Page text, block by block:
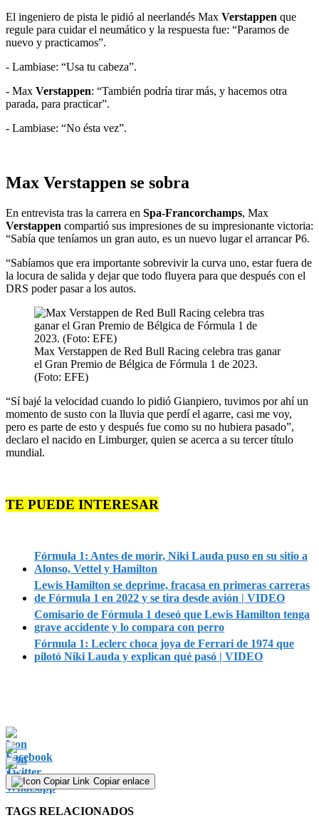
El ingeniero de pista le pidió al neerlandés Max Verstappen que
regule para cuidar el neumático y la respuesta fue: “Paramos de
nuevo y practicamos”.
- Lambiase: “Usa tu cabeza”.
- Max Verstappen: “También podría tirar más, y hacemos otra
parada, para practicar”.
- Lambiase: “No ésta vez”.
Max Verstappen se sobra
En entrevista tras la carrera en Spa-Francorchamps, Max
Verstappen compartió sus impresiones de su impresionante victoria:
“Sabía que teníamos un gran auto, es un nuevo lugar el arrancar P6.
“Sabíamos que era importante sobrevivir la curva uno, estar fuera de
la locura de salida y dejar que todo fluyera para que después con el
DRS poder pasar a los autos.
Max Verstappen de Red Bull Racing celebra tras ganar
el Gran Premio de Bélgica de Fórmula 1 de 2023.
(Foto: EFE)
“Sí bajé la velocidad cuando lo pidió Gianpiero, tuvimos por ahí un
momento de susto con la lluvia que perdí el agarre, casi me voy,
pero es parte de esto y después fue como su no hubiera pasado”,
declaro el nacido en Limburger, quien se acerca a su tercer título
mundial.
TE PUEDE INTERESAR
Fórmula 1: Antes de morir, Niki Lauda puso en su sitio a
Alonso, Vettel y Hamilton
Lewis Hamilton se deprime, fracasa en primeras carreras
de Fórmula 1 en 2022 y se tira desde avión | VIDEO
Comisario de Fórmula 1 deseó que Lewis Hamilton tenga
grave accidente y lo compara con perro
Fórmula 1: Leclerc choca joya de Ferrari de 1974 que
pilotó Niki Lauda y explican qué pasó | VIDEO
Copiar enlace
TAGS RELACIONADOS